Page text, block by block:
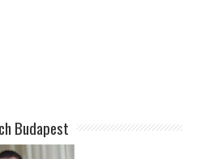
Budapest